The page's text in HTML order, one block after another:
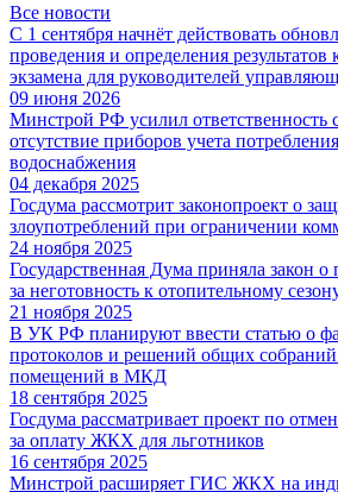
Все новости
С 1 сентября начнёт действовать
проведения и определения
экзамена для руководителей
09 июня 2026
Минстрой РФ усилил ответственность
отсутствие приборов учета
водоснабжения
04 декабря 2025
Госдума рассмотрит законопроект о
злоупотреблений при ограничении
24 ноября 2025
Государственная Дума приняла закон
за неготовность к отопительному
21 ноября 2025
В УК РФ планируют ввести статью о
протоколов и решений общих собраний
помещений в МКД
18 сентября 2025
Госдума рассматривает проект по
за оплату ЖКХ для льготников
16 сентября 2025
Минстрой расширяет ГИС ЖКХ на